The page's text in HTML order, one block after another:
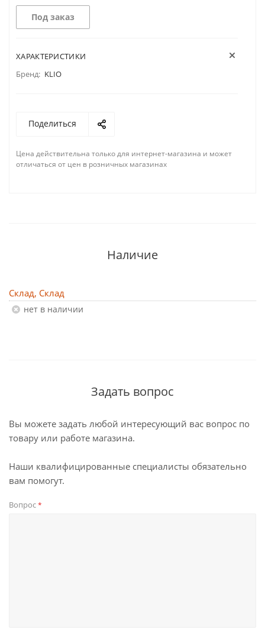
Под заказ
ХАРАКТЕРИСТИКИ
Бренд: KLIO
Поделиться
Цена действительна только для интернет-магазина и может
отличаться от цен в розничных магазинах
Наличие
Склад, Склад
Нет в наличии
Задать вопрос
Вы можете задать любой интересующий вас вопрос по
товару или работе магазина.
Наши квалифицированные специалисты обязательно
вам помогут.
Вопрос*